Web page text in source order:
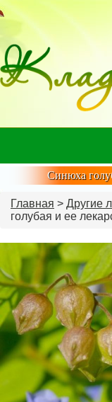
Синюха
Главная > Другие
голубая и ее